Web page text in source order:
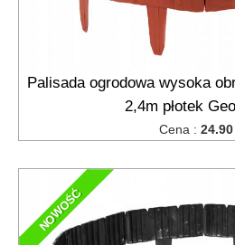
Palisada ogrodowa wysoka
2,4m płotek
Cena : 24.90
NOWOŚĆ